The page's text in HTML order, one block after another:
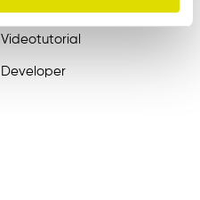
Videotutorial
Developer